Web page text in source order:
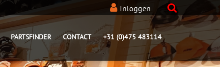
Inloggen
PARTSFINDER CONTACT +31 (0)475 483114